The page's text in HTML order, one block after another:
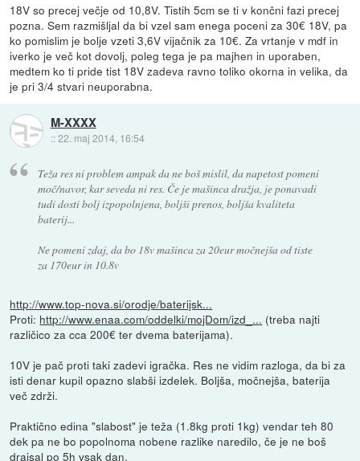
18V so precej večje od 10,8V. Tistih 5cm se ti v končni fazi precej
pozna. Sem razmišljal da bi vzel sam enega poceni za 30€ 18V, pa
ko pomislim je bolje vzeti 3,6V vijačnik za 10€. Za vrtanje v mdf in
iverko je več kot dovolj, poleg tega je pa majhen in uporaben,
medtem ko ti pride tist 18V zadeva ravno toliko okorna in velika, da
je pri 3/4 stvari neuporabna.
M-XXXX
::22. maj 2014, 16:54
Teža res ni problem ampak da ne boš mislil, da napetost pomeni
moč/navor, kar seveda ni res. Če je mašinca dražja, je ponavadi
tudi dosti bolj izpopolnjena, boljši prenos, boljša kvaliteta
baterij...
Ne pomeni zdaj, da bo 18v mašinca za 20eur močnejša od tiste
za 170eur in 10.8v
http://www.top-nova.si/orodje/baterijsk...
Proti: http://www.enaa.com/oddelki/mojDom/izd_... (treba najti
različico za cca 200€ ter dvema baterijama).
10V je pač proti taki zadevi igračka. Res ne vidim razloga, da bi za
isti denar kupil opazno slabši izdelek. Boljša, močnejša, baterija
več zdrži.
Praktično edina "slabost" je teža (1.8kg proti 1kg) vendar teh 80
dek pa ne bo popolnoma nobene razlike naredilo, če je ne boš
drajsal po 5h vsak dan.